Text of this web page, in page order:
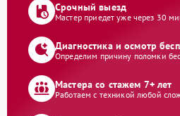
Срочный выезд
Мастер приедет уже через 30
Диагностика и осмотр
Определим причину поломки
Мастера со стажем 7+ лет
Работаем с техникой любой